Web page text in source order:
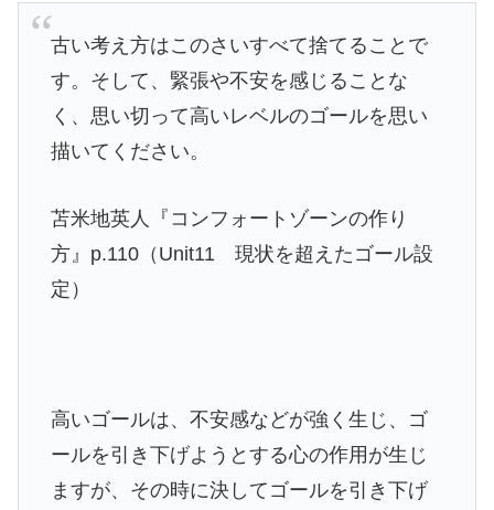
古い考え方はこのさいすべて捨てることで
す。そして、緊張や不安を感じることな
く、思い切って高いレベルのゴールを思い
描いてください。
苫米地英人『コンフォートゾーンの作り
方』p.110（Unit11 現状を超えたゴール設
定）
高いゴールは、不安感などが強く生じ、ゴ
ールを引き下げようとする心の作用が生じ
ますが、その時に決してゴールを引き下げ